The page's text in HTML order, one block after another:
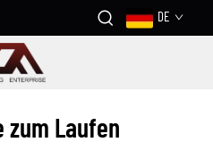
DE
zum Laufen